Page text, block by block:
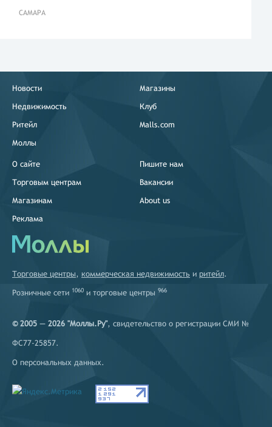
САМАРА
Новости
Недвижимость
Ритейл
Моллы
Магазины
Клуб
Malls.com
О сайте
Торговым центрам
Магазинам
Реклама
Пишите нам
Вакансии
About us
Торговые центры, коммерческая недвижимость и ритейл.
Розничные сети 1060 и торговые центры 966
© 2005 — 2026 "Моллы.Ру", свидетельство о регистрации СМИ №
ФС77-25857.
О персональных данных.